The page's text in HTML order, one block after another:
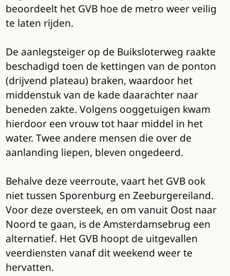
beoordeelt het GVB hoe de metro weer veilig
te laten rijden.
De aanlegsteiger op de Buiksloterweg raakte
beschadigd toen de kettingen van de ponton
(drijvend plateau) braken, waardoor het
middenstuk van de kade daarachter naar
beneden zakte. Volgens ooggetuigen kwam
hierdoor een vrouw tot haar middel in het
water. Twee andere mensen die over de
aanlanding liepen, bleven ongedeerd.
Behalve deze veerroute, vaart het GVB ook
niet tussen Sporenburg en Zeeburgereiland.
Voor deze oversteek, en om vanuit Oost naar
Noord te gaan, is de Amsterdamsebrug een
alternatief. Het GVB hoopt de uitgevallen
veerdiensten vanaf dit weekend weer te
hervatten.